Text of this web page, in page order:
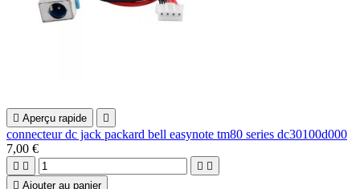
 Aperçu rapide 
connecteur dc jack packard bell easynote tm80 series dc30100d000
7,00 €
   
 Ajouter au panier